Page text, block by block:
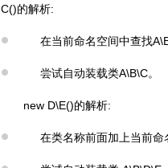
C()的解析:
在当前命名空间中查找
尝试自动装载类A\B\C。
new D\E()的解析:
在类名称前面加上当前